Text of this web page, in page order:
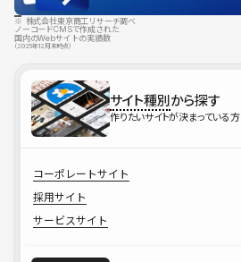
※ 株式会社東京商工リサーチ調べ
ノーコードCMSで作成された
国内のWebサイトの実績数
（2025年12月末時点）
サイト種別から探す
作りたいサイトが決まっている方
コーポレートサイト
採用サイト
サービスサイト